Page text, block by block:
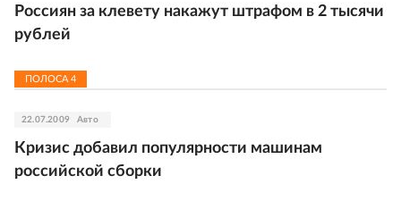
Россиян за клевету накажут штрафом в 2 тысячи
рублей
ПОЛОСА 4
22.07.2009 Авто
Кризис добавил популярности машинам
российской сборки